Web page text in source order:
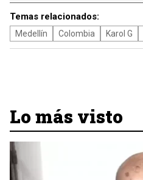
Temas relacionados:
Medellín Colombia Karol G
Lo más visto